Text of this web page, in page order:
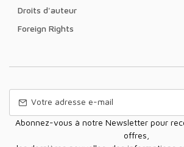
Droits d'auteur
Foreign Rights
Abonnez-vous à notre Newsletter pour recevoir nos nouvelles
offres,